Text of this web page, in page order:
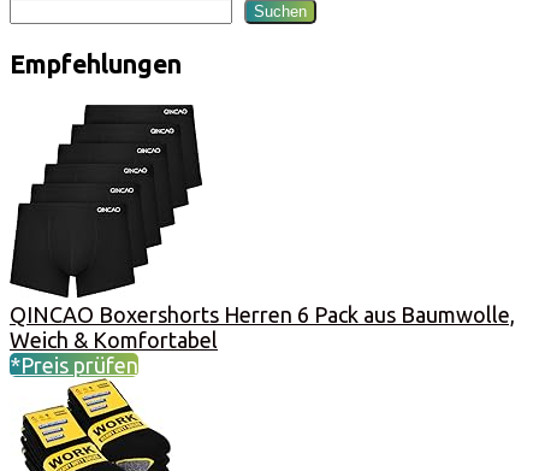
Suchen
Empfehlungen
QINCAO Boxershorts Herren 6 Pack aus Baumwolle,
Weich & Komfortabel
*Preis prüfen